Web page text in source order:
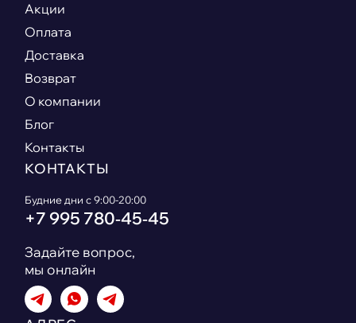
Акции
Оплата
Доставка
Возврат
О компании
Блог
Контакты
КОНТАКТЫ
Будние дни с 9:00-20:00
+7 995 780‑45‑45
Задайте вопрос,
мы онлайн